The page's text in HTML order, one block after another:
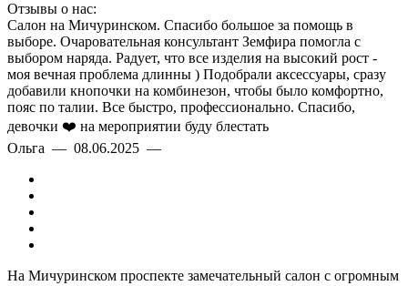
Отзывы о нас:
Салон на Мичуринском. Спасибо большое за помощь в
выборе. Очаровательная консультант Земфира помогла с
выбором наряда. Радует, что все изделия на высокий рост -
моя вечная проблема длинны ) Подобрали аксессуары, сразу
добавили кнопочки на комбинезон, чтобы было комфортно,
пояс по талии. Все быстро, профессионально. Спасибо,
девочки ❤️ на мероприятии буду блестать
Ольга — 08.06.2025 —
На Мичуринском проспекте замечательный салон с огромным